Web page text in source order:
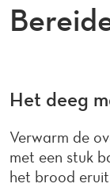
Het deeg
Verwarm de
met een stuk
het brood